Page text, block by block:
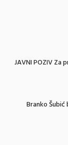
JAVNI POZIV Za
Branko